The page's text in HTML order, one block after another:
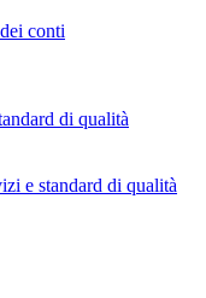
conti
di qualità
e standard di qualità